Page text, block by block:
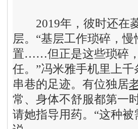
2019年，彼时还在菱
层。“基层工作琐碎，
置……但正是这些琐碎
任。”冯米雅手机里上
串巷的足迹。有位独居
常、身体不舒服都第一
请她指导用药。“这种